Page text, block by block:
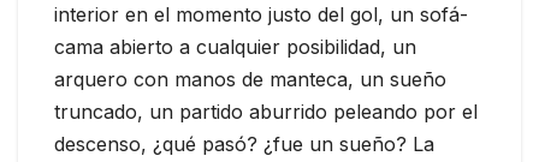
interior en el momento justo del gol, un sofá-
cama abierto a cualquier posibilidad, un
arquero con manos de manteca, un sueño
truncado, un partido aburrido peleando por el
descenso, ¿qué pasó? ¿fue un sueño? La